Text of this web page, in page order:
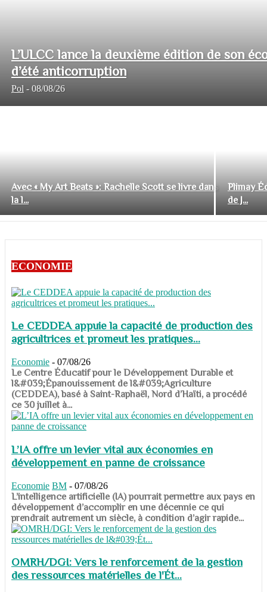
L’ULCC lance la deuxième édition de son
d’été anticorruption
Pol - 08/08/26
Avec « My Art Beats »: Rachelle Scott se livre dans
la l...
Plimay
de J...
ECONOMIE
Le CEDDEA appuie la capacité de production des
agricultrices et promeut les pratiques...
Economie - 07/08/26
​​​​​​​Le Centre Éducatif pour le Développement Durable et
l&#039;Épanouissement de l&#039;Agriculture
(CEDDEA), basé à Saint-Raphaël, Nord d’Haïti, a procédé
ce 30 juillet à...
L’IA offre un levier vital aux économies en
développement en panne de croissance
Economie BM - 07/08/26
​​​​​​​L’intelligence artificielle (IA) pourrait permettre aux pays en
développement d’accomplir en une décennie ce qui
prendrait autrement un siècle, à condition d’agir rapide...
OMRH/DGI: Vers le renforcement de la gestion
des ressources matérielles de l'Ét...